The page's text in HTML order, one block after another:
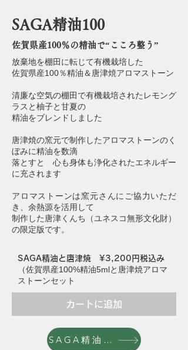
SAGA精油100
佐賀県産100％の精油で“こころ整う”
放棄地を棚田に転じて有機栽培した
佐賀県産100％精油＆唐津焼アロマストーン
清廉な空気の棚田で有機栽培されたレモング
ラスと柚子と甘夏の
精油をブレンドしました
唐津焼の窯元で制作したアロマストーンのく
ぼみに精油を数滴
落とすと 心も身体も浄化されたエネルギー
に充されます
アロマストーンは窯元さんにご協力いただ
き、余熱源を活用して
制作した唐津くんち（ユネスコ無形文化財）
の限定版です。
SAGA精油と唐津焼 ¥3,200円税込み
（佐賀県産100%精油5mlと唐津焼アロマ
ストーンセット
カートに追加
SAGA精油5ml販売